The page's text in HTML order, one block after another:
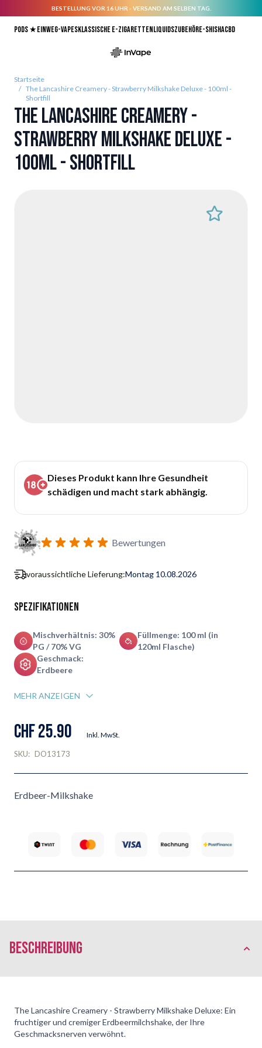
BESTELLUNG VOR 16 UHR - VERSAND AM SELBEN TAG.
Pods ★Einweg-VapesKlassische E-ZigarettenLiquidsZubehörE-ShishaCBD
Startseite
/ The Lancashire Creamery - Strawberry Milkshake Deluxe - 100ml -
Shortfill
The Lancashire Creamery -
Strawberry Milkshake Deluxe -
100ml - Shortfill
Dieses Produkt kann Ihre Gesundheit
schädigen und macht stark abhängig.
Bewertungen
voraussichtliche Lieferung:Montag 10.08.2026
Spezifikationen
Mischverhältnis: 30%
PG / 70% VG
Füllmenge: 100 ml (in
120ml Flasche)
Geschmack:
Erdbeere
MEHR ANZEIGEN
CHF 25.90 Inkl. MwSt.
SKU: DO13173
Erdbeer-Milkshake
Beschreibung
The Lancashire Creamery - Strawberry Milkshake Deluxe: Ein
fruchtiger und cremiger Erdbeermilchshake, der Ihre
Geschmacksnerven verwöhnt.